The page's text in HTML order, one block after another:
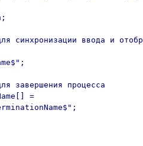
синхронизации ввода и
завершения процесса
=